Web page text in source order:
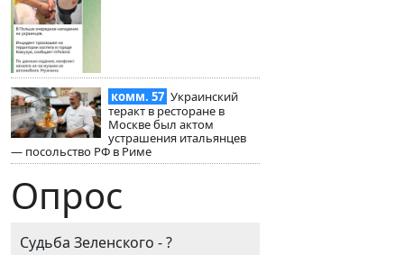
комм. 57 Украинский
теракт в ресторане в
Москве был актом
устрашения итальянцев
— посольство РФ в Риме
Опрос
Судьба Зеленского - ?